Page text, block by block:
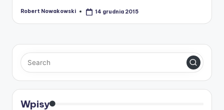
Posted
Robert Nowakowski 14 grudnia 2015
Wpisy